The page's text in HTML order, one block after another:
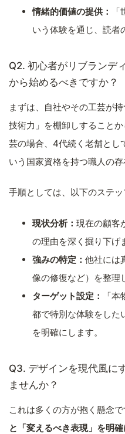
情緒的価値の提供：
いう体験を通じ、読者
Q2. 初心者がリブランデ
から始めるべきですか？
まずは、自社やその工芸が
技術力」を棚卸しすること
芸の場合、4代続く老舗とし
いう国家資格を持つ職人の存
手順としては、以下のステッ
現状分析： 現在の顧客
の理由を深く掘り下げ
強みの特定： 他社には
像の修復など）を整理
ターゲット設定：
「
都で特別な体験をした
を明確にします。
Q3. デザインを現代風に
ませんか？
これは多くの方が抱く懸念で
と「変えるべき表現」を明